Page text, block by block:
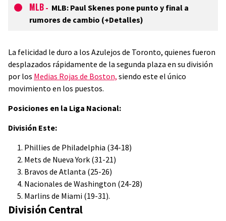
MLB - MLB: Paul Skenes pone punto y final a
rumores de cambio (+Detalles)
La felicidad le duro a los Azulejos de Toronto, quienes fueron
desplazados rápidamente de la segunda plaza en su división
por los Medias Rojas de Boston, siendo este el único
movimiento en los puestos.
Posiciones en la Liga Nacional:
División Este:
Phillies de Philadelphia (34-18)
Mets de Nueva York (31-21)
Bravos de Atlanta (25-26)
Nacionales de Washington (24-28)
Marlins de Miami (19-31).
División Central